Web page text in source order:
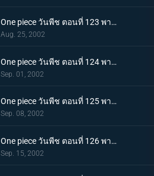
One piece วันพีช ตอนที่ 123 พากย์ไทย ไอ้จระเข้โฉด ลูฟี่มุ่งหน้าไปสู่สุสานของราชวงศ์สิ
Aug. 25, 2002
One piece วันพีช ตอนที่ 124 พากย์ไทย บุกสู่ช่วงเวลาแห่งฝันร้าย ที่นี่คือฐานทัพลับของกลุ่มเม็ดทราย!
Sep. 01, 2002
One piece วันพีช ตอนที่ 125 พากย์ไทย ปีกแห่งเกียรติยศ นามของข้าคือทหารรักษาอาณาจักร เปรู!
Sep. 08, 2002
One piece วันพีช ตอนที่ 126 พากย์ไทย ฝ่าไปให้ถึง วันที่ฝนจะตกลงสู่อลาบัสต้า!
Sep. 15, 2002